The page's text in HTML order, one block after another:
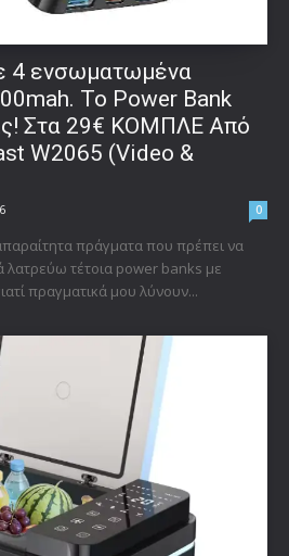
4 ενσωματωμένα
Το Power Bank
Στα 29€ ΚΟΜΠΛΕ Από
W2065 (Video &
0
πράγματα που πρέπει να
λατρεύω τέτοια power banks με
πραγματικά μου λύνουν...